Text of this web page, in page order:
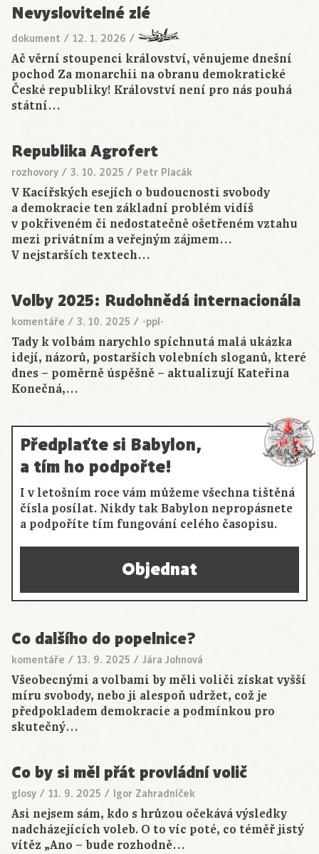
Nevyslovitelné zlé
dokument / 12. 1. 2026 /
Ač věrní stoupenci království, věnujeme dnešní
pochod Za monarchii na obranu demokratické
České republiky! Království není pro nás pouhá
státní…
Republika Agrofert
rozhovory / 3. 10. 2025 / Petr Placák
V Kacířských esejích o budoucnosti svobody
a demokracie ten základní problém vidíš
v pokřiveném či nedostatečně ošetřeném vztahu
mezi privátním a veřejným zájmem…
V nejstarších textech…
Volby 2025: Rudohnědá internacionála
komentáře / 3. 10. 2025 / -ppl-
Tady k volbám narychlo spíchnutá malá ukázka
idejí, názorů, postarších volebních sloganů, které
dnes – poměrně úspěšně – aktualizují Kateřina
Konečná,…
Předplaťte si Babylon,
a tím ho podpořte!
I v letošním roce vám můžeme všechna tištěná
čísla posílat. Nikdy tak Babylon nepropásnete
a podpoříte tím fungování celého časopisu.
Objednat
Co dalšího do popelnice?
komentáře / 13. 9. 2025 / Jára Johnová
Všeobecnými a volbami by měli voliči získat vyšší
míru svobody, nebo ji alespoň udržet, což je
předpokladem demokracie a podmínkou pro
skutečný…
Co by si měl přát provládní volič
glosy / 11. 9. 2025 / Igor Zahradníček
Asi nejsem sám, kdo s hrůzou očekává výsledky
nadcházejících voleb. O to víc poté, co téměř jistý
vítěz „Ano – bude rozhodně…